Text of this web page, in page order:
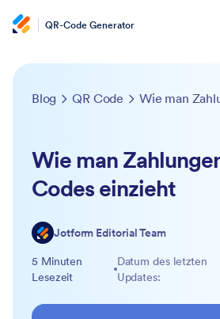
QR-Code Generator
Blog QR Code
Wie man
Codes einzieht
Jotform Editorial Team
5 Minuten
Lesezeit
Datum des letzten
Updates: